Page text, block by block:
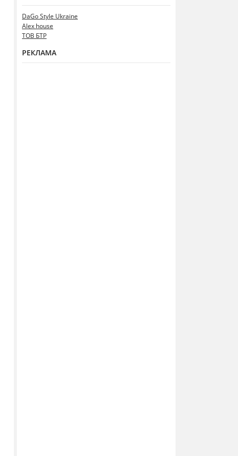
DaGo Style Ukraine
Alex house
ТОВ БТР
РЕКЛАМА